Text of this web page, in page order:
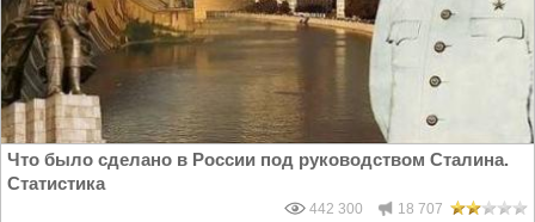
Что было сделано в России под руководством Сталина.
Статистика
442 300 18 707